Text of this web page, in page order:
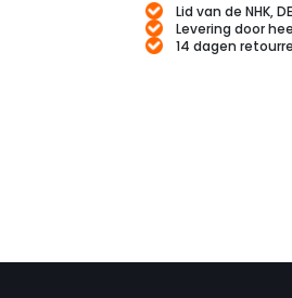
Lid van de NHK,
Levering door
14 dagen